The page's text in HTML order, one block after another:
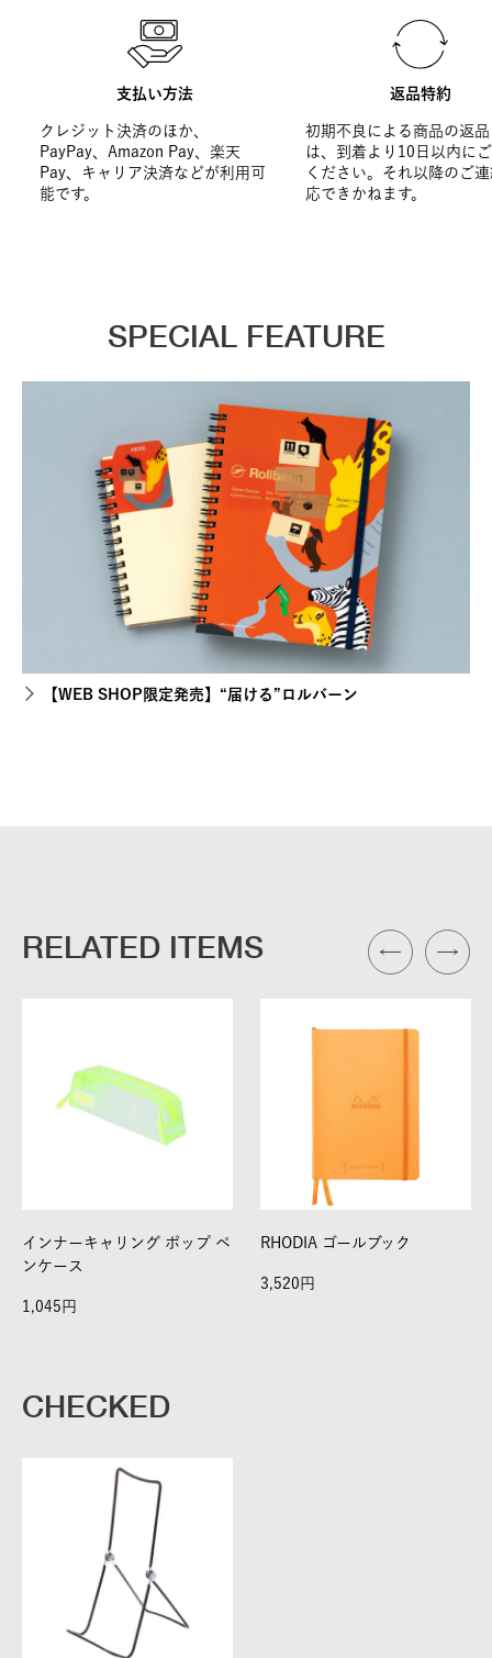
支払い方法
クレジット決済のほか、
PayPay、Amazon Pay、楽天
Pay、キャリア決済などが利用可
能です。
返品特約
初期不良による商品の返
は、到着より10日以内に
ください。それ以降のご
応できかねます。
SPECIAL FEATURE
【WEB SHOP限定発売】“届ける”ロルバーン
RELATED ITEMS
インナーキャリング ポップ ペ
ンケース
1,045
RHODIA ゴールブック
3,520
CHECKED